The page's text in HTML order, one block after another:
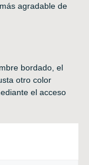
agradable de
bordado, el
otro color
el acceso